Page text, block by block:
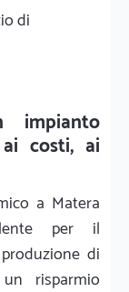
di
impianto
costi, ai
a Matera
per il
di
risparmio